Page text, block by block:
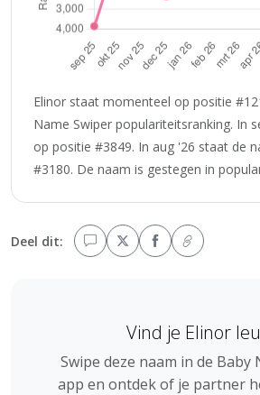
Elinor staat momenteel op positie
Name Swiper populariteitsranking. In
op positie #3849. In aug '26 staat de
#3180. De naam is gestegen in
Deel dit:
Vind je Elinor
Swipe deze naam in de Baby
app en ontdek of je partner